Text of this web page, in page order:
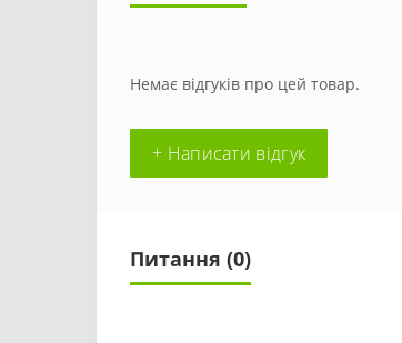
Немає відгуків про цей товар.
+ Написати відгук
Питання (0)